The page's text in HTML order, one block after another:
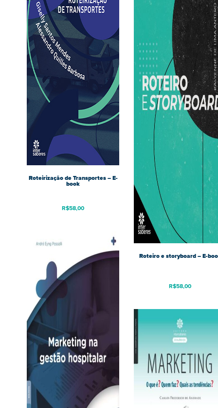
Roteirização de Transportes – E-
book
R$58,00
Roteiro e storyboard – E-
R$58,00